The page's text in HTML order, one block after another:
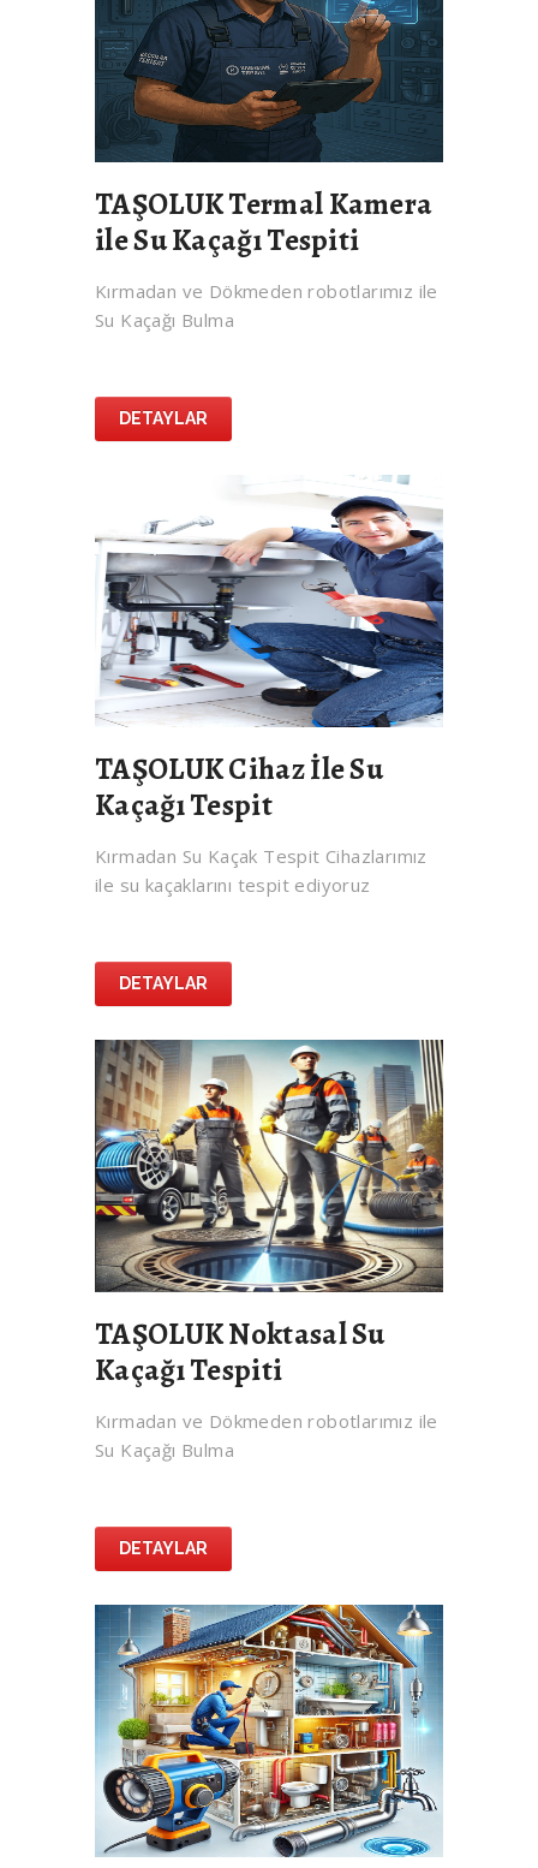
TAŞOLUK Termal Kamera
ile Su Kaçağı Tespiti
Kırmadan ve Dökmeden robotlarımız ile
Su Kaçağı Bulma
DETAYLAR
TAŞOLUK Cihaz İle Su
Kaçağı Tespit
Kırmadan Su Kaçak Tespit Cihazlarımız
ile su kaçaklarını tespit ediyoruz
DETAYLAR
TAŞOLUK Noktasal Su
Kaçağı Tespiti
Kırmadan ve Dökmeden robotlarımız ile
Su Kaçağı Bulma
DETAYLAR